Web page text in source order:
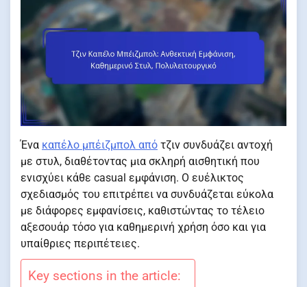
Ένα καπέλο μπέιζμπολ από τζιν συνδυάζει αντοχή
με στυλ, διαθέτοντας μια σκληρή αισθητική που
ενισχύει κάθε casual εμφάνιση. Ο ευέλικτος
σχεδιασμός του επιτρέπει να συνδυάζεται εύκολα
με διάφορες εμφανίσεις, καθιστώντας το τέλειο
αξεσουάρ τόσο για καθημερινή χρήση όσο και για
υπαίθριες περιπέτειες.
Key sections in the article: